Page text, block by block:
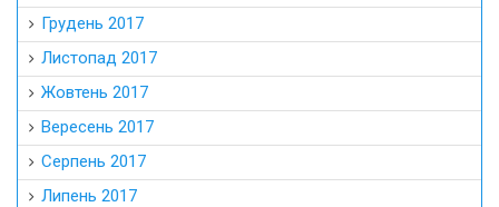
Грудень 2017
Листопад 2017
Жовтень 2017
Вересень 2017
Серпень 2017
Липень 2017